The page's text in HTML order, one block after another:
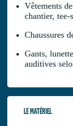
Vêtements
chantier,
Chaussures
Gants,
auditives
LE MATÉRIEL